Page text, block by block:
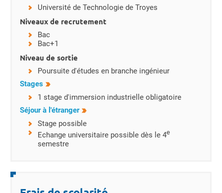
Université de Technologie de Troyes
Niveaux de recrutement
Bac
Bac+1
Niveau de sortie
Poursuite d'études en branche ingénieur
Stages
1 stage d'immersion industrielle obligatoire
Séjour à l'étranger
Stage possible
Echange universitaire possible dès le 4e
semestre